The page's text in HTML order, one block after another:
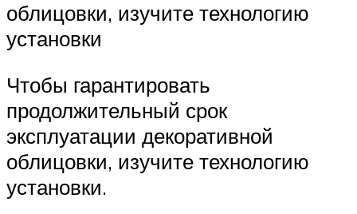
облицовки, изучите технологию
установки
Чтобы гарантировать
продолжительный срок
эксплуатации декоративной
облицовки, изучите технологию
установки.